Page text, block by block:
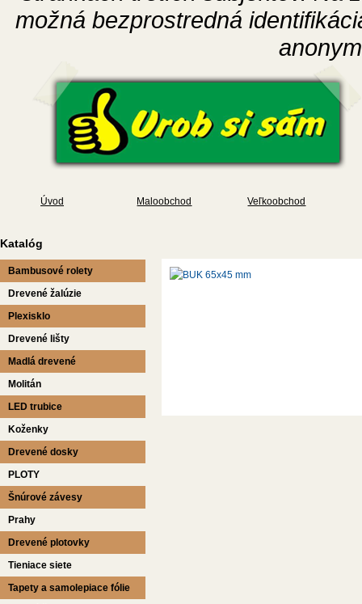
možná bezprostredná
Úvod Maloobchod Veľkoobchod
Katalóg
Bambusové rolety
Drevené žalúzie
Plexisklo
Drevené lišty
Madlá drevené
Molitán
LED trubice
Koženky
Drevené dosky
PLOTY
Šnúrové závesy
Prahy
Drevené plotovky
Tieniace siete
Tapety a samolepiace fólie